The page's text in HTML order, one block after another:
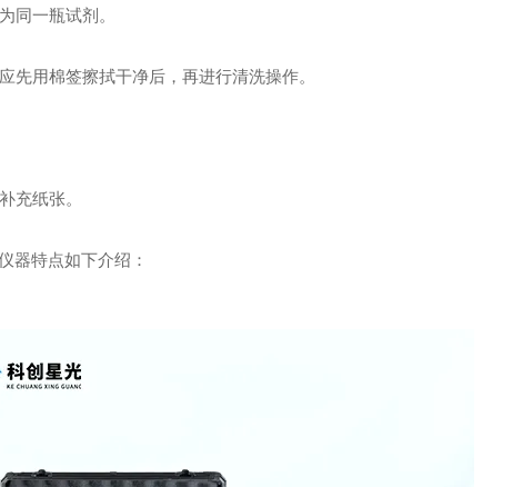
同一瓶试剂。
先用棉签擦拭干净后，再进行清洗操作。
充纸张。
仪器特点如下介绍：